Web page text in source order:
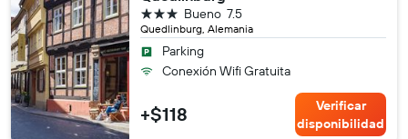
Quedlinburg, Alemania
7.5
Bueno
3 estrellas
Parking
Conexión Wifi Gratuita
+$118
Verificar
disponibilidad